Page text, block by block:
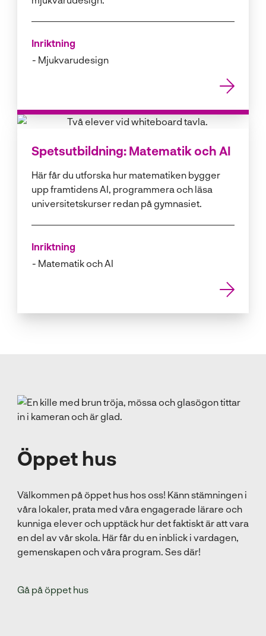
Inriktning
Mjukvarudesign
Spetsutbildning: Matematik och AI
Här får du utforska hur matematiken bygger
upp framtidens AI, programmera och läsa
universitetskurser redan på gymnasiet.
Inriktning
Matematik och AI
Öppet hus
Välkommen på öppet hus hos oss! Känn stämningen i
våra lokaler, prata med våra engagerade lärare och
kunniga elever och upptäck hur det faktiskt är att vara
en del av vår skola. Här får du en inblick i vardagen,
gemenskapen och våra program. Ses där!
Gå på öppet hus